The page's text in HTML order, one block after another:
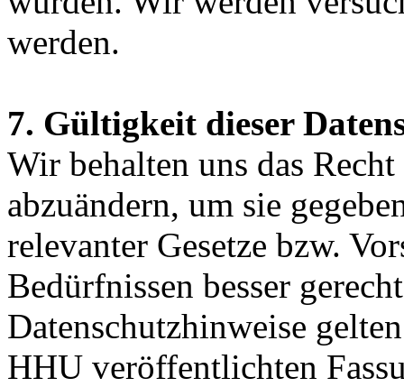
werden.
7. Gültigkeit dieser
Wir behalten uns das
abzuändern, um sie
relevanter Gesetze bzw.
Bedürfnissen besser
Datenschutzhinweise
HHU veröffentlichten